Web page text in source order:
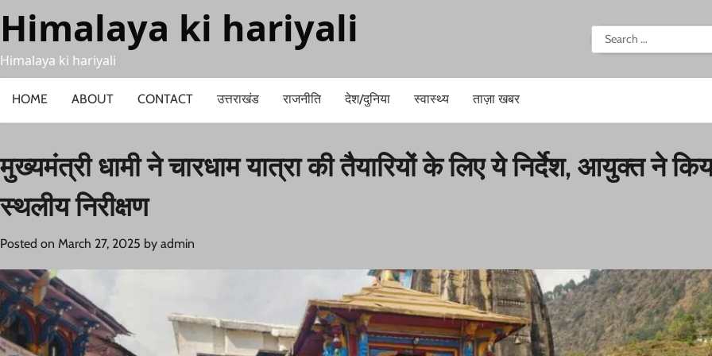
to
content
Himalaya ki hariyali
Himalaya ki hariyali
Search
for:
HOME ABOUT CONTACT उत्तराखंड राजनीति देश/दुनिया स्वास्थ्य ताज़ा खबर
मुख्यमंत्री धामी ने चारधाम यात्रा की तैयारियों के लिए ये निर्देश, आयुक्त ने
स्थलीय निरीक्षण
Posted on March 27, 2025 by admin